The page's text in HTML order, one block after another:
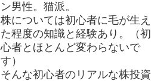
ン男性。猫派。
株については初心者に毛が生え
た程度の知識と経験あり。（初
心者とほとんど変わらないで
す）
そんな初心者のリアルな株投資